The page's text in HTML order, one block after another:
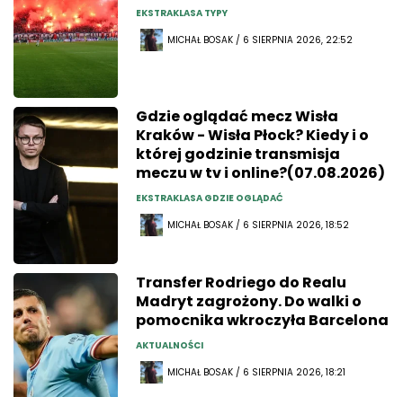
EKSTRAKLASA TYPY
MICHAŁ BOSAK / 6 SIERPNIA 2026, 22:52
Gdzie oglądać mecz Wisła
Kraków - Wisła Płock? Kiedy i o
której godzinie transmisja
meczu w tv i online?(07.08.2026)
EKSTRAKLASA GDZIE OGLĄDAĆ
MICHAŁ BOSAK / 6 SIERPNIA 2026, 18:52
Transfer Rodriego do Realu
Madryt zagrożony. Do walki o
pomocnika wkroczyła Barcelona
AKTUALNOŚCI
MICHAŁ BOSAK / 6 SIERPNIA 2026, 18:21